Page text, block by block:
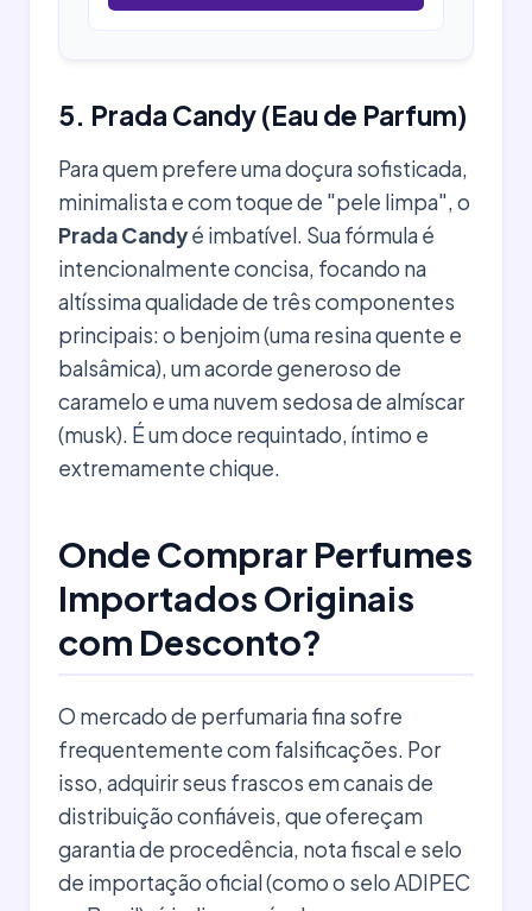
5. Prada Candy (Eau de Parfum)
Para quem prefere uma doçura sofisticada,
minimalista e com toque de "pele limpa", o
Prada Candyé imbatível. Sua fórmula é
intencionalmente concisa, focando na
altíssima qualidade de três componentes
principais: o benjoim (uma resina quente e
balsâmica), um acorde generoso de
caramelo e uma nuvem sedosa de almíscar
(musk). É um doce requintado, íntimo e
extremamente chique.
Onde Comprar Perfumes
Importados Originais
com Desconto?
O mercado de perfumaria fina sofre
frequentemente com falsificações. Por
isso, adquirir seus frascos em canais de
distribuição confiáveis, que ofereçam
garantia de procedência, nota fiscal e selo
de importação oficial (como o selo ADIPEC